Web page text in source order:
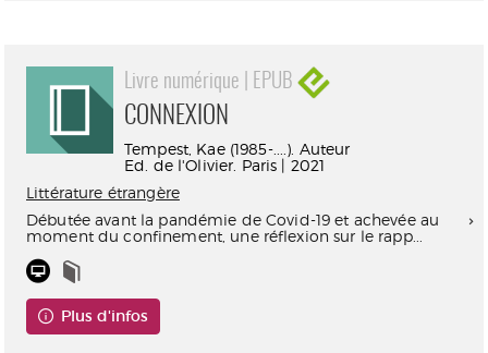
Livre numérique | EPUB
CONNEXION
Tempest, Kae (1985-....). Auteur
Ed. de l'Olivier. Paris | 2021
Littérature étrangère
Débutée avant la pandémie de Covid-19 et achevée au
moment du confinement, une réflexion sur le rapp...
Plus d'infos